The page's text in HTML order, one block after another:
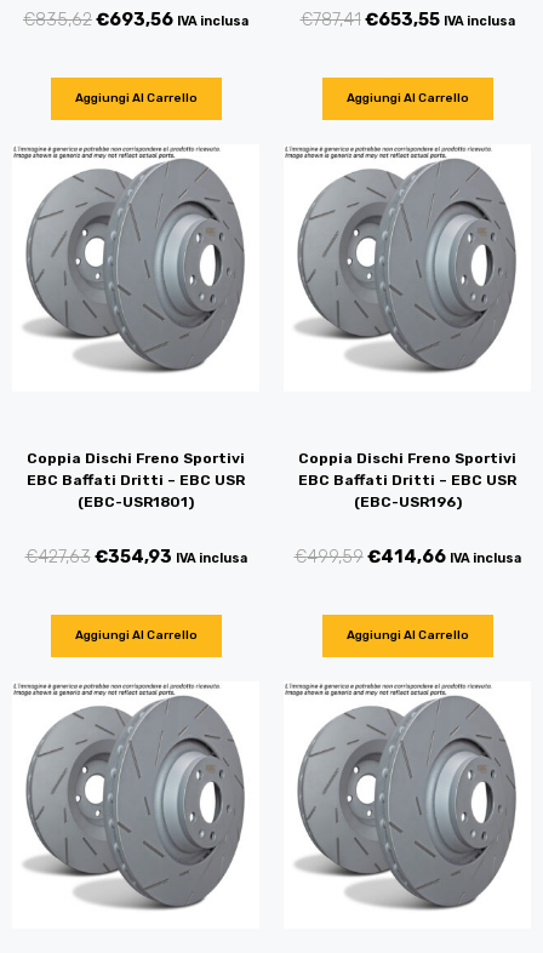
€835,62€693,56 IVA inclusa
Aggiungi Al Carrello
€787,41€653,55 IVA inclusa
Aggiungi Al Carrello
Coppia Dischi Freno Sportivi
EBC Baffati Dritti – EBC USR
(EBC-USR1801)
€427,63€354,93 IVA inclusa
Aggiungi Al Carrello
Coppia Dischi Freno Sportivi
EBC Baffati Dritti – EBC USR
(EBC-USR196)
€499,59€414,66 IVA inclusa
Aggiungi Al Carrello